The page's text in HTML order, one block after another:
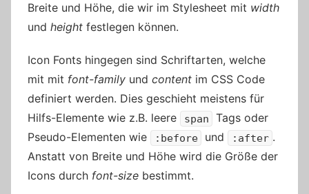
Breite und Höhe, die wir im Stylesheet mit width
und height festlegen können.
Icon Fonts hingegen sind Schriftarten, welche
mit mit font-family und content im CSS Code
definiert werden. Dies geschieht meistens für
Hilfs-Elemente wie z.B. leere
span
Tags oder
Pseudo-Elementen wie
:before und :after .
Anstatt von Breite und Höhe wird die Größe der
Icons durch font-size bestimmt.